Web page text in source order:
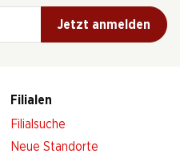
Jetzt anmelden
Filialen
Filialsuche
Neue Standorte